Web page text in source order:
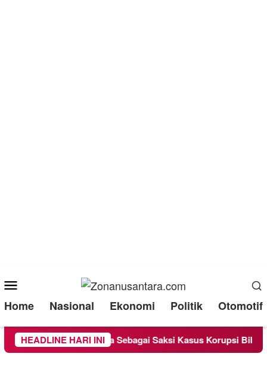
Menu
Home Nasional Ekonomi Politik Otomotif
HEADLINE HARI INI
Chandra Diperiksa Sebagai Saksi Kasus Korupsi Bibit